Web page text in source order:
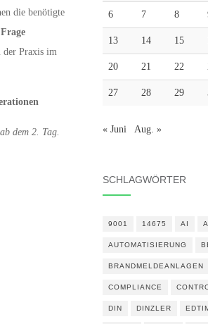
die benötigte
der Praxis im
dem 2. Tag.
6 7 8
13 14 15
20 21 22
27 28 29
« Juni Aug. »
SCHLAGWÖRTER
9001 14675 AI
AUTOMATISIERUNG
BRANDMELDEANLAGEN
COMPLIANCE
DIN DINZLER